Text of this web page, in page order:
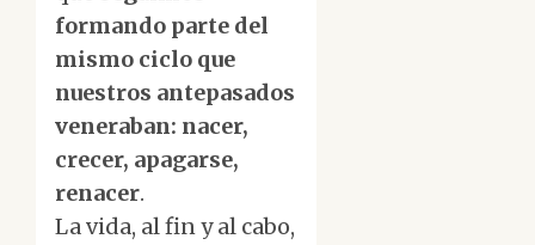
formando parte del
mismo ciclo que
nuestros antepasados
veneraban: nacer,
crecer, apagarse,
renacer.
La vida, al fin y al cabo,